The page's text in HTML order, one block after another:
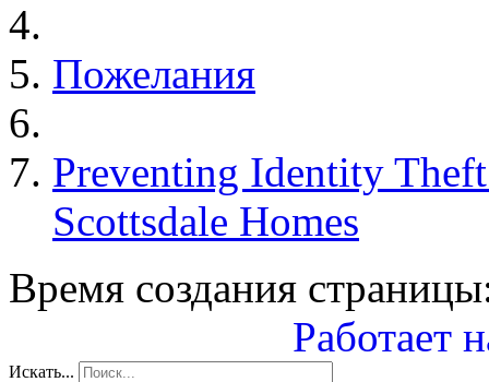
Пожелания
Preventing Identity
Scottsdale Homes
Время создания
Работает
Искать...